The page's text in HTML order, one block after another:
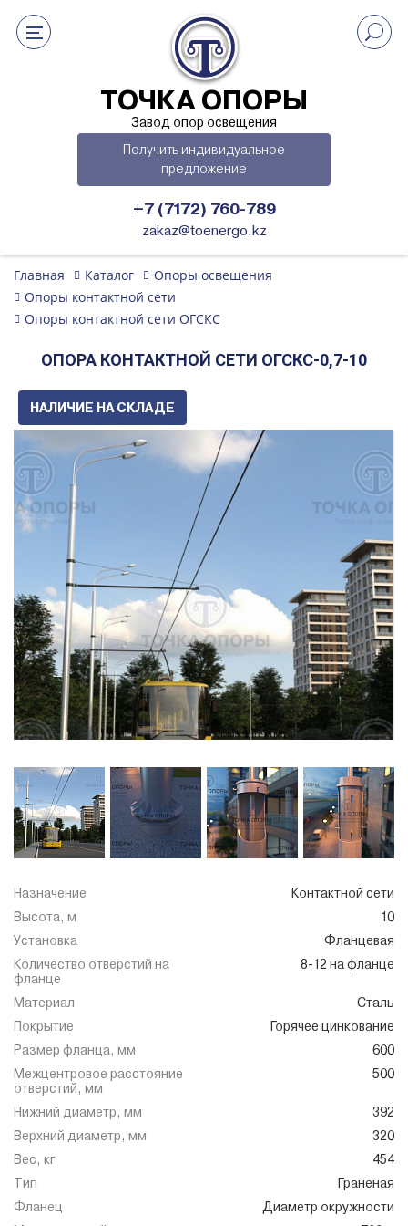
ТОЧКА ОПОРЫ
Завод опор освещения
Получить индивидуальное
предложение
+7 (7172) 760-789
zakaz@toenergo.kz
Главная Каталог
Опоры освещения
Опоры контактной сети
Опоры контактной сети ОГСКС
ОПОРА КОНТАКТНОЙ СЕТИ ОГСКС-0,7-10
НАЛИЧИЕ НА СКЛАДЕ
Назначение
Контактной сети
Высота, м
10
Установка
Фланцевая
Количество отверстий на
фланце
8-12 на фланце
Материал
Сталь
Покрытие
Горячее цинкование
Размер фланца, мм
600
Межцентровое расстояние
отверстий, мм
500
Нижний диаметр, мм
392
Верхний диаметр, мм
320
Вес, кг
454
Тип
Граненая
Фланец
Диаметр окружности